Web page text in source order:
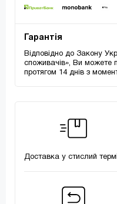
Гарантія
Відповідно до Закону
споживачів», Ви можете
протягом 14 днів з
Доставка у стислий